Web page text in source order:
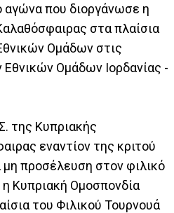
αγώνα που διοργάνωσε η
στα πλαίσια
Ομάδων στις
Ομάδων Ιορδανίας -
της Κυπριακής
εναντίον της κριτού
προσέλευση στον φιλικό
Κυπριακή Ομοσπονδία
του Φιλικού Τουρνουά